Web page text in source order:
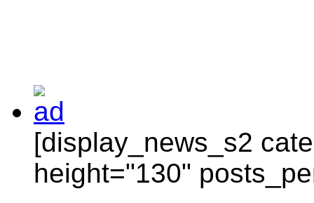
[display_news_s2
height="130"